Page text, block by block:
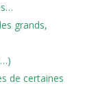
grands,
de certaines